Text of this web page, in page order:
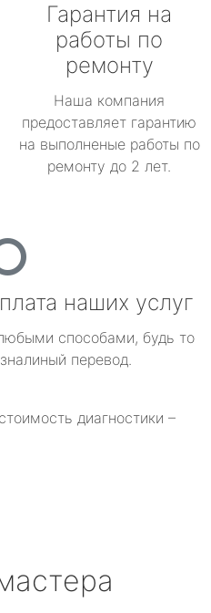
Гарантия на
работы по
ремонту
Наша компания
предоставляет гарантию
на выполненые работы по
ремонту до 2 лет.
наших услуг
способами, будь то
перевод.
диагностики –